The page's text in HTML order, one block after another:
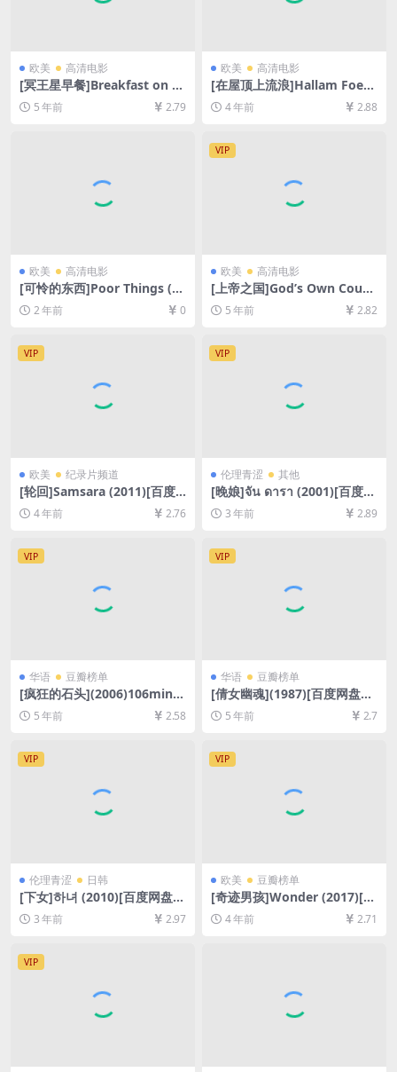
欧美 高清电影
[冥王星早餐]Breakfast on Pl
uto (2005)[百度网盘+迅雷云
盘资源1080P超清未删减][MP
4/7.7GB][原声中字]
5 年前 2.79
欧美 高清电影
[在屋顶上流浪]Hallam Foe
(2007)[百度网盘+迅雷云盘资
源1080P超清未删减][MP4/6
GB][中英字幕]
4 年前 2.88
欧美 高清电影
[可怜的东西]Poor Things (20
23)[百度网盘+夸克网盘1080P
超清未删减资源][网盘在线播
放/下载][MP4/8.5GB][中英字
幕]
2 年前 0
VIP
欧美 高清电影
[上帝之国]God’s Own Count
ry (2017)[百度网盘+迅雷云盘
资源1080P超清未删减][MP4/
5.9GB][中英字幕]【视频文件
+防和谐压缩包（含解压密
码）】
5 年前 2.82
VIP
欧美 纪录片频道
[轮回]Samsara (2011)[百度
网盘+迅雷云盘资源1080P超
清未删减][MP4/6.5GB][无对
4 年前 2.76
VIP
伦理青涩 其他
[晚娘]จัน ดารา (2001)[百度网
盘+迅雷云盘资源1080P超清
未删减][MP4/4.5GB][泰语中
3 年前 2.89
VIP
华语 豆瓣榜单
[疯狂的石头](2006)106min
[百度网盘+迅雷云盘资源1080
P超清未删减][MP4/6.9GB][国
语中字]
5 年前 2.58
VIP
华语 豆瓣榜单
[倩女幽魂](1987)[百度网盘
+迅雷云盘资源1080P超清未
删减][MP4/6.2GB][粤语中字]
5 年前 2.7
VIP
伦理青涩 日韩
[下女]하녀 (2010)[百度网盘
+迅雷云盘资源1080P超清未
删减][MP4/6GB][韩语中字]
3 年前 2.97
VIP
欧美 豆瓣榜单
[奇迹男孩]Wonder (2017)[百
度网盘+迅雷云盘资源1080P
超清未删减][MP4/8GB][中英
字幕]
4 年前 2.71
VIP